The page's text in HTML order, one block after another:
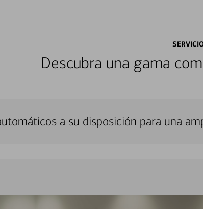
Descubra una gama
a su disposición para una